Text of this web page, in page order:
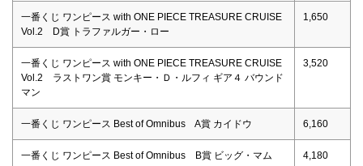
一番くじ ワンピース with ONE PIECE TREASURE CRUISE
Vol.2 D賞 トラファルガー・ロー
1,650
一番くじ ワンピース with ONE PIECE TREASURE CRUISE
Vol.2 ラストワン賞 モンキー・Ｄ・ルフィ ギア４ バウンド
マン
3,520
一番くじ ワンピース Best of Omnibus A賞 カイドウ 6,160
一番くじ ワンピース Best of Omnibus B賞 ビッグ・マム 4,180